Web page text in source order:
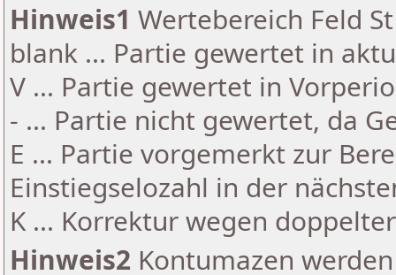
Hinweis1 Wertebereich Feld
blank ... Partie gewertet in
V ... Partie gewertet in
- ... Partie nicht gewertet, da
E ... Partie vorgemerkt zur
Einstiegselozahl in der
K ... Korrektur wegen
Hinweis2 Kontumazen